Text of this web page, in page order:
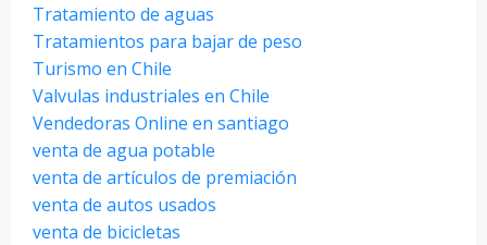
Tratamiento de aguas
Tratamientos para bajar de peso
Turismo en Chile
Valvulas industriales en Chile
Vendedoras Online en santiago
venta de agua potable
venta de artículos de premiación
venta de autos usados
venta de bicicletas